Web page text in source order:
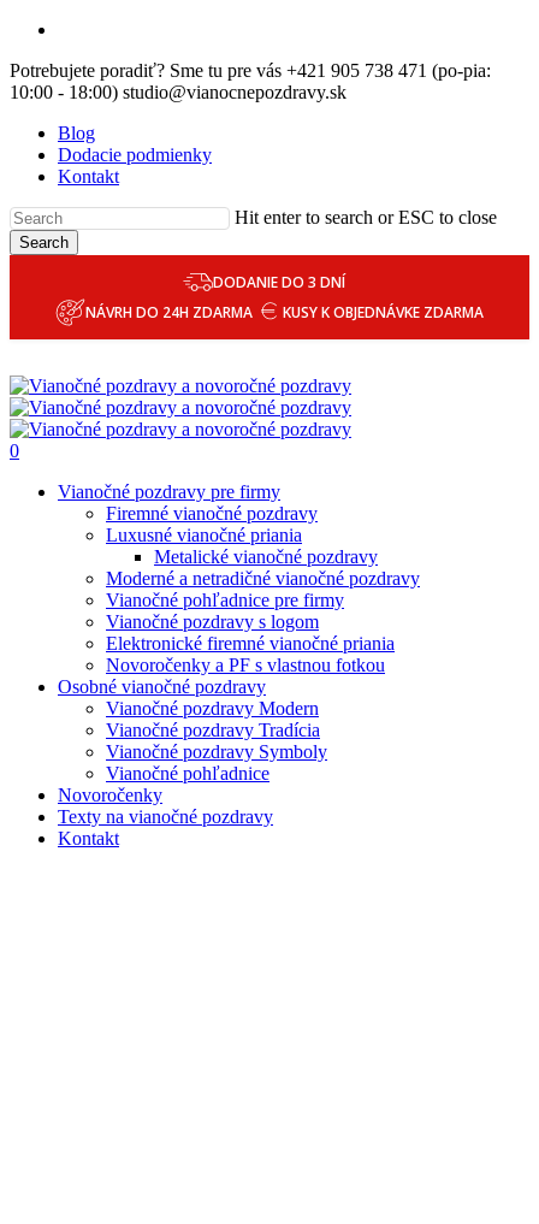
Skip
main
content
Potrebujete poradiť? Sme tu pre vás +421 905 738 471 (po-pia:
10:00 - 18:00) studio@vianocnepozdravy.sk
Blog
Dodacie podmienky
Kontakt
Hit enter to search or ESC to close
Search
DODANIE DO 3 DNÍ
NÁVRH DO 24H ZDARMA
KUSY K OBJEDNÁVKE ZDARMA
0
Vianočné pozdravy pre firmy
Firemné vianočné pozdravy
Luxusné vianočné priania
Metalické vianočné pozdravy
Moderné a netradičné vianočné pozdravy
Vianočné pohľadnice pre firmy
Vianočné pozdravy s logom
Elektronické firemné vianočné priania
Novoročenky a PF s vlastnou fotkou
Osobné vianočné pozdravy
Vianočné pozdravy Modern
Vianočné pozdravy Tradícia
Vianočné pozdravy Symboly
Vianočné pohľadnice
Novoročenky
Texty na vianočné pozdravy
Kontakt